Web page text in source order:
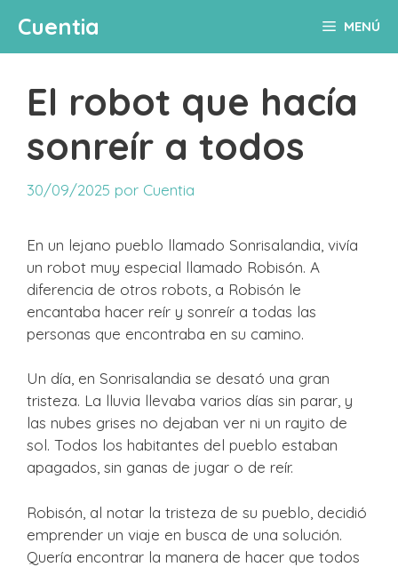
contenido
Cuentia MENÚ
El robot que hacía
sonreír a todos
30/09/2025 por Cuentia
En un lejano pueblo llamado Sonrisalandia, vivía
un robot muy especial llamado Robisón. A
diferencia de otros robots, a Robisón le
encantaba hacer reír y sonreír a todas las
personas que encontraba en su camino.
Un día, en Sonrisalandia se desató una gran
tristeza. La lluvia llevaba varios días sin parar, y
las nubes grises no dejaban ver ni un rayito de
sol. Todos los habitantes del pueblo estaban
apagados, sin ganas de jugar o de reír.
Robisón, al notar la tristeza de su pueblo, decidió
emprender un viaje en busca de una solución.
Quería encontrar la manera de hacer que todos